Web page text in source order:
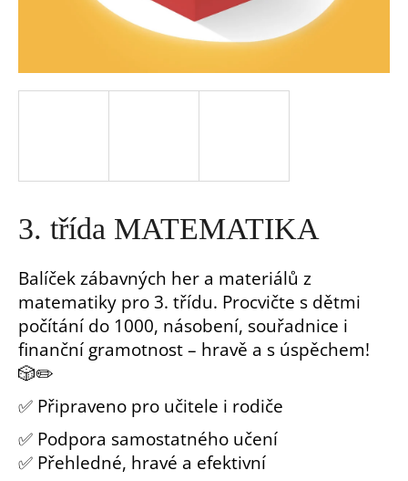
3. třída MATEMATIKA
Balíček zábavných her a materiálů z
matematiky pro 3. třídu. Procvičte s dětmi
počítání do 1000, násobení, souřadnice i
finanční gramotnost – hravě a s úspěchem!
🎲✏️
✅ Připraveno pro učitele i rodiče
✅ Podpora samostatného učení
✅ Přehledné, hravé a efektivní
í
t
HLEDAT
D
o
p
r
u